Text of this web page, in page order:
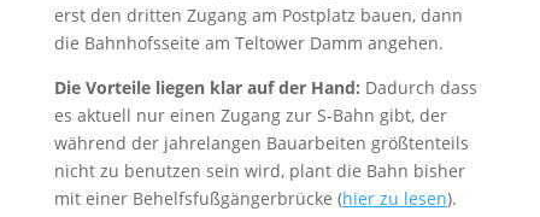
erst den dritten Zugang am Postplatz bauen, dann
die Bahnhofsseite am Teltower Damm angehen.
Die Vorteile liegen klar auf der Hand: Dadurch dass
es aktuell nur einen Zugang zur S-Bahn gibt, der
während der jahrelangen Bauarbeiten größtenteils
nicht zu benutzen sein wird, plant die Bahn bisher
mit einer Behelfsfußgängerbrücke (hier zu lesen).